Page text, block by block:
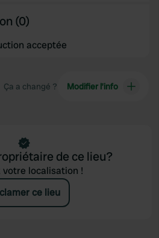
(0)
acceptée
Ça a changé ? Modifier l’info
de ce lieu?
votre localisation !
ce lieu